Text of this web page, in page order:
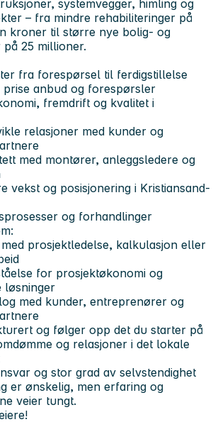
systemvegger, himling og
– fra mindre rehabiliteringer på
kroner til større nye bolig- og
25 millioner.
fra forespørsel til ferdigstillelse
prise anbud og forespørsler
fremdrift og kvalitet i
relasjoner med kunder og
med montører, anleggsledere og
vekst og posisjonering i Kristiansand-
og forhandlinger
prosjektledelse, kalkulasjon eller
for prosjektøkonomi og
løsninger
med kunder, entreprenører og
og følger opp det du starter på
og relasjoner i det lokale
og stor grad av selvstendighet
er ønskelig, men erfaring og
veier tungt.